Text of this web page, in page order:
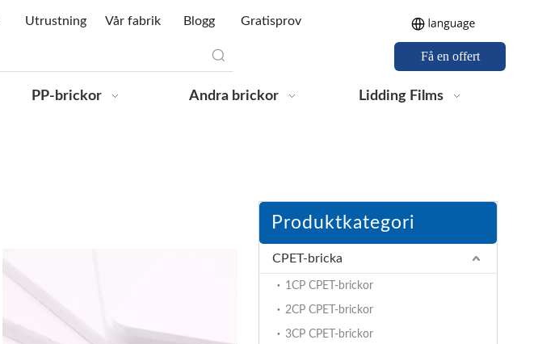
Utrustning Vår fabrik Blogg Gratisprov
Få en offert
PP-brickor Andra brickor Lidding Films
Produktkategori
CPET-bricka
1CP CPET-brickor
2CP CPET-brickor
3CP CPET-brickor